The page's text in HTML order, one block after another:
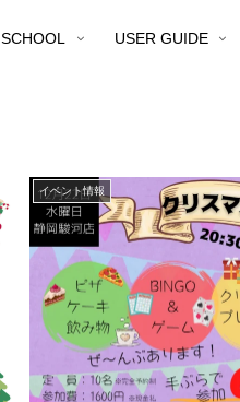
SCHOOL USER GUIDE
イベント情報